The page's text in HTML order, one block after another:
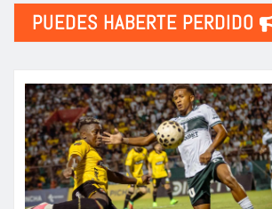
PUEDES HABERTE PERDIDO